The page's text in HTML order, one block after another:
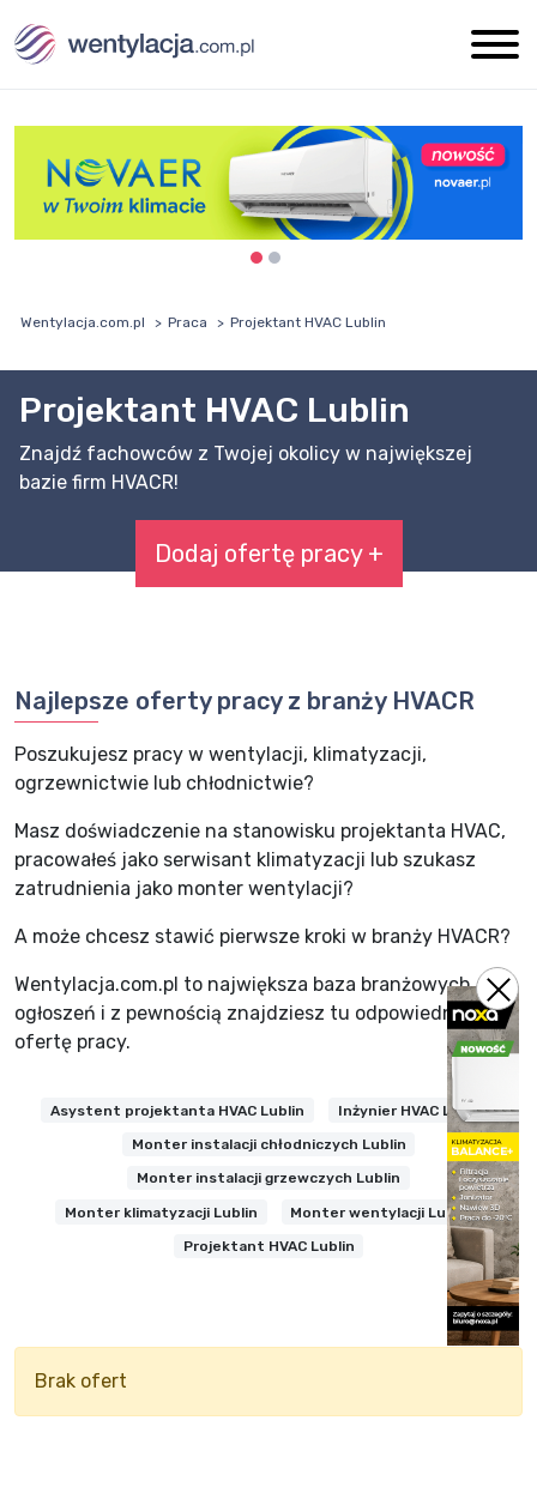
Wentylacja.com.pl Praca Projektant HVAC Lublin
Projektant HVAC Lublin
Znajdź fachowców z Twojej okolicy w największej
bazie firm HVACR!
Dodaj ofertę pracy +
Najlepsze oferty pracy z branży HVACR
Poszukujesz pracy w wentylacji, klimatyzacji,
ogrzewnictwie lub chłodnictwie?
Masz doświadczenie na stanowisku projektanta HVAC,
pracowałeś jako serwisant klimatyzacji lub szukasz
zatrudnienia jako monter wentylacji?
A może chcesz stawić pierwsze kroki w branży HVACR?
Wentylacja.com.pl to największa baza branżowych
ogłoszeń i z pewnością znajdziesz tu odpowiednią
ofertę pracy.
Asystent projektanta HVAC Lublin Inżynier HVAC Lublin
Monter instalacji chłodniczych Lublin
Monter instalacji grzewczych Lublin
Monter klimatyzacji Lublin Monter wentylacji Lublin
Projektant HVAC Lublin
Brak ofert